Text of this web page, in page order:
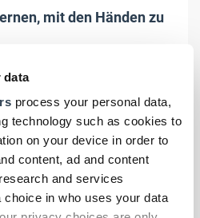
data
process your personal data,
technology such as cookies to
on your device in order to
content, ad and content
and services
choice in who uses your data
mit den Händen zu
gibt es auch ­Maßschuhe aus dem